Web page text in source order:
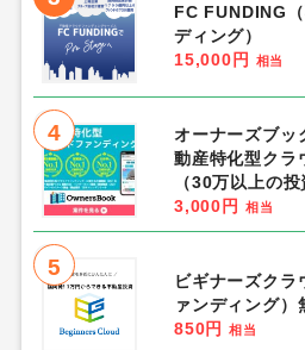
FC FUNDING
ディング）
15,000円
相当
4
オーナーズブ
動産特化型クラ
（30万以上の投
3,000円
相当
5
ビギナーズクラ
ァンディング）
850円
相当